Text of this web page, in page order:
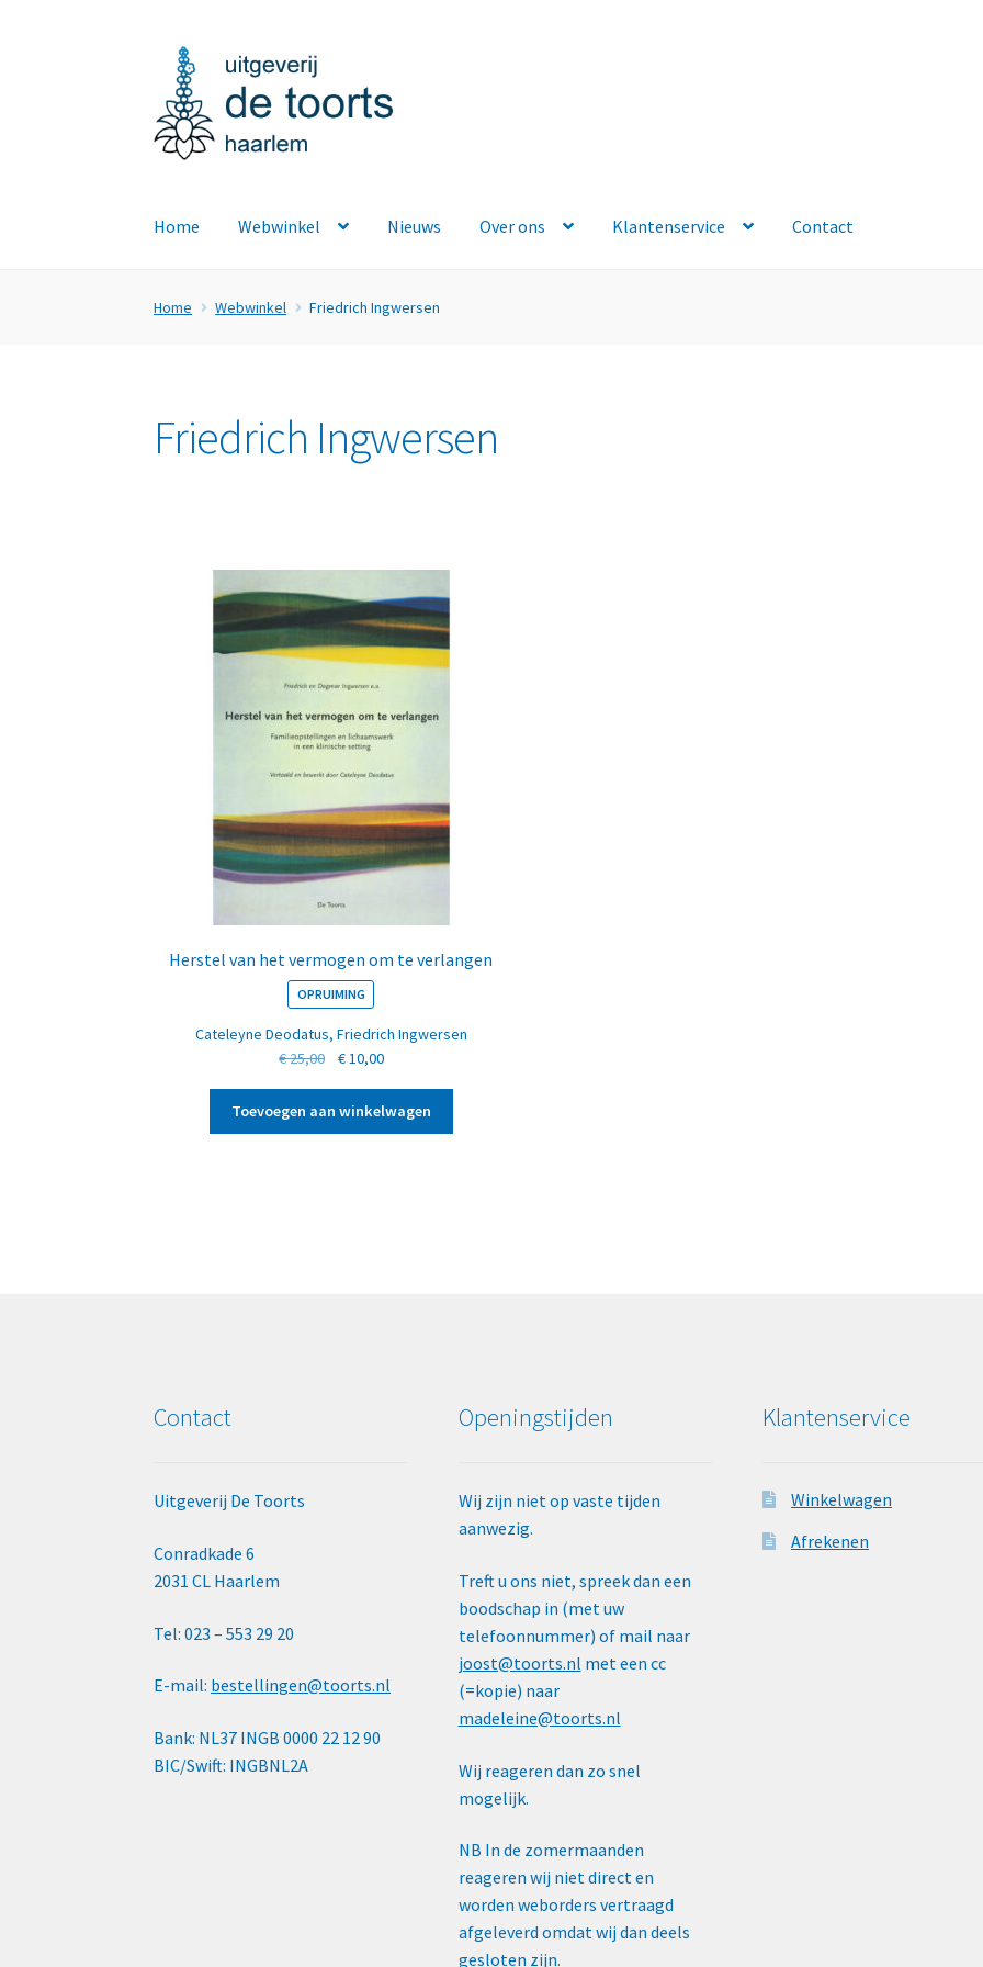
door
naar
navigatie
naar
de
inhoud
Home Webwinkel Nieuws Over ons Klantenservice Contact
Home Webwinkel Friedrich Ingwersen
Friedrich Ingwersen
Herstel van het vermogen om te verlangen
OPRUIMING
Cateleyne Deodatus, Friedrich Ingwersen
€25,00
Oorspronkelijke
was:
€ 25,00.
€10,00Huidige
is:
€ 10,00.
Toevoegen aan winkelwagen
Contact
Uitgeverij De Toorts
Conradkade 6
2031 CL Haarlem
Tel: 023 – 553 29 20
E-mail: bestellingen@toorts.nl
Bank: NL37 INGB 0000 22 12 90
BIC/Swift: INGBNL2A
Openingstijden
Wij zijn niet op vaste tijden
aanwezig.
Treft u ons niet, spreek dan een
boodschap in (met uw
telefoonnummer) of mail naar
joost@toorts.nl met een cc
(=kopie) naar
madeleine@toorts.nl
Wij reageren dan zo snel
mogelijk.
NB In de zomermaanden
reageren wij niet direct en
worden weborders vertraagd
afgeleverd omdat wij dan deels
gesloten zijn.
Klantenservice
Winkelwagen
Afrekenen